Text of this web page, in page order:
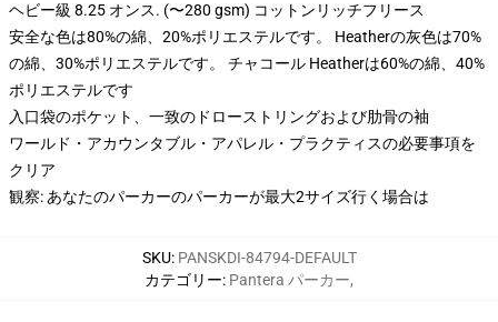
ヘビー級 8.25 オンス. (〜280 gsm) コットンリッチフリース
安全な色は80%の綿、20%ポリエステルです。 Heatherの灰色は70%
の綿、30%ポリエステルです。 チャコール Heatherは60%の綿、40%
ポリエステルです
入口袋のポケット、一致のドローストリングおよび肋骨の袖
ワールド・アカウンタブル・アパレル・プラクティスの必要事項を
クリア
観察: あなたのパーカーのパーカーが最大2サイズ行く場合は
SKU: PANSKDI-84794-DEFAULT
カテゴリー: Pantera パーカー,